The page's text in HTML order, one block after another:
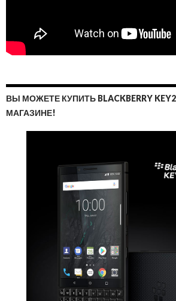
ВЫ МОЖЕТЕ КУПИТЬ BLACKBERRY
МАГАЗИНЕ!